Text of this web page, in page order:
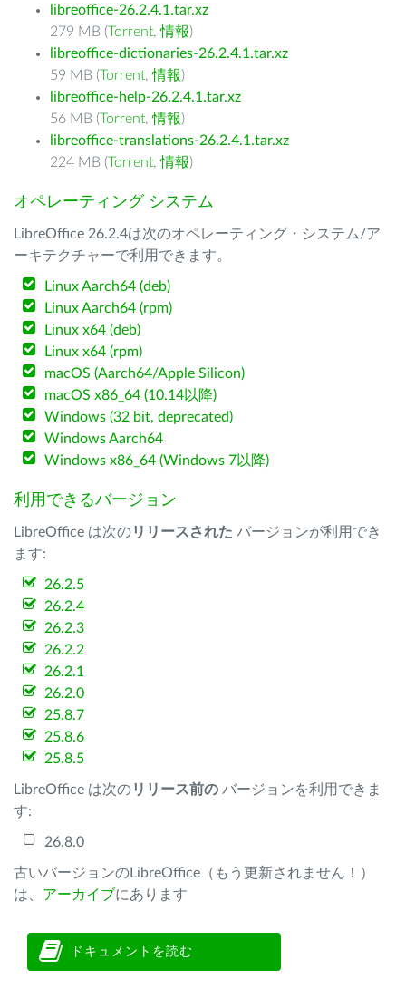
libreoffice-26.2.4.1.tar.xz
279 MB (Torrent,情報)
libreoffice-dictionaries-26.2.4.1.tar.xz
59 MB (Torrent,情報)
libreoffice-help-26.2.4.1.tar.xz
56 MB (Torrent,情報)
libreoffice-translations-26.2.4.1.tar.xz
224 MB (Torrent,情報)
オペレーティング システム
LibreOffice 26.2.4は次のオペレーティング・システム/ア
ーキテクチャーで利用できます。
Linux Aarch64 (deb)
Linux Aarch64 (rpm)
Linux x64 (deb)
Linux x64 (rpm)
macOS (Aarch64/Apple Silicon)
macOS x86_64 (10.14以降)
Windows (32 bit, deprecated)
Windows Aarch64
Windows x86_64 (Windows 7以降)
利用できるバージョン
LibreOffice は次のリリースされた バージョンが利用でき
ます:
26.2.5
26.2.4
26.2.3
26.2.2
26.2.1
26.2.0
25.8.7
25.8.6
25.8.5
LibreOffice は次のリリース前の バージョンを利用できま
す:
26.8.0
古いバージョンのLibreOffice（もう更新されません！）
は、 アーカイブにあります
ドキュメントを読む